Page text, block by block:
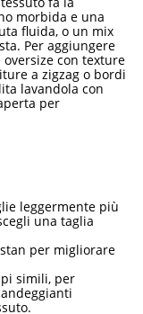
morbida e una
fluida, o un mix
Per aggiungere
con texture
a zigzag o bordi
lavandola con
per
leggermente più
una taglia
per migliorare
simili, per